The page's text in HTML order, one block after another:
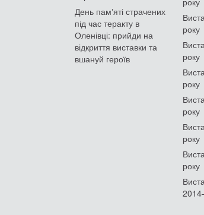
День памʼяті страчених
під час теракту в
Оленівці: прийди на
відкриття виставки та
вшануй героїв
року
року
року
року
року
року